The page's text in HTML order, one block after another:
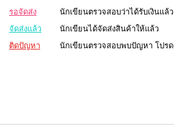
รอจัดส่ง
นักเขียนตรวจสอบว่าได้รับเงินแ
จัดส่งแล้ว
นักเขียนได้จัดส่งสินค้าให้แล้ว
ติดปัญหา
นักเขียนตรวจสอบพบปัญหา โปร